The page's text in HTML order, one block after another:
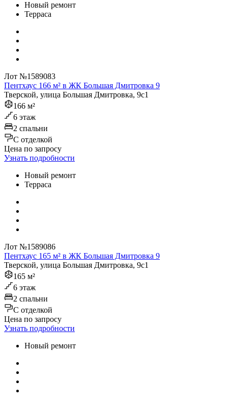
Новый ремонт
Терраса
Лот №1589083
Пентхаус 166 м² в ЖК Большая Дмитровка 9
Тверской, улица Большая Дмитровка, 9с1
166 м²
6 этаж
2 спальни
C отделкой
Цена по запросу
Узнать подробности
Новый ремонт
Терраса
Лот №1589086
Пентхаус 165 м² в ЖК Большая Дмитровка 9
Тверской, улица Большая Дмитровка, 9с1
165 м²
6 этаж
2 спальни
C отделкой
Цена по запросу
Узнать подробности
Новый ремонт